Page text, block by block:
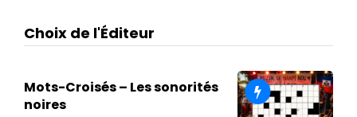
Choix de l'Éditeur
Mots-Croisés – Les sonorités
noires